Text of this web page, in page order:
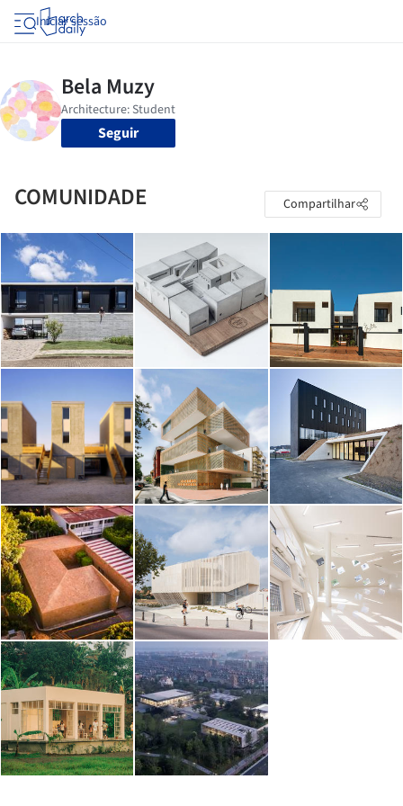
Iniciar sessão
Seguir
COMUNIDADE Compartilhar